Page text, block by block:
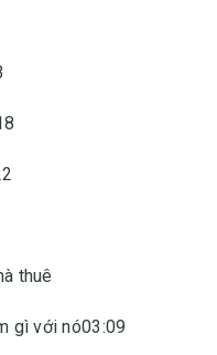
thuê
gì với nó03:09